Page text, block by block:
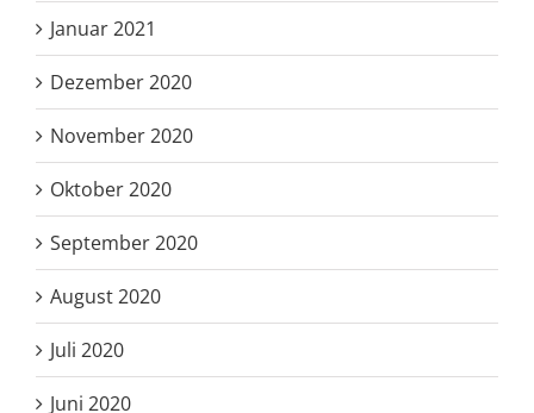
Januar 2021
Dezember 2020
November 2020
Oktober 2020
September 2020
August 2020
Juli 2020
Juni 2020